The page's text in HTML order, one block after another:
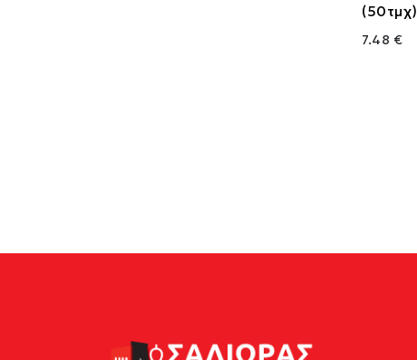
(50τμχ)
7.48 €